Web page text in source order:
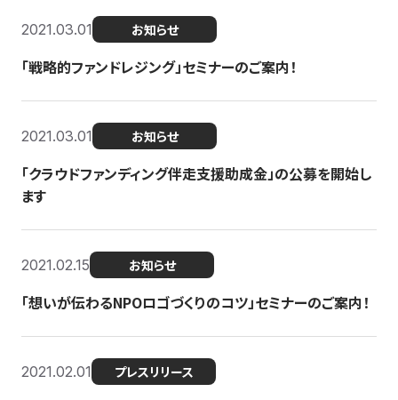
2021.03.01 お知らせ
「戦略的ファンドレジング」セミナーのご案内！
2021.03.01 お知らせ
「クラウドファンディング伴走支援助成金」の公募を開始し
ます
2021.02.15 お知らせ
「想いが伝わるNPOロゴづくりのコツ」セミナーのご案内！
2021.02.01 プレスリリース